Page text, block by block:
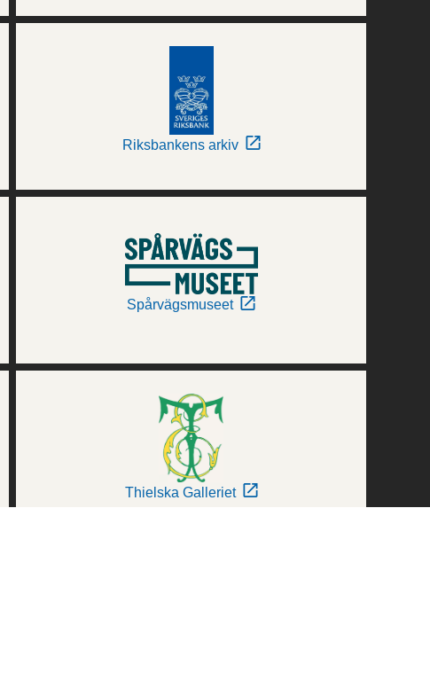
Riksbankens arkiv
Spårvägsmuseet
Thielska Galleriet